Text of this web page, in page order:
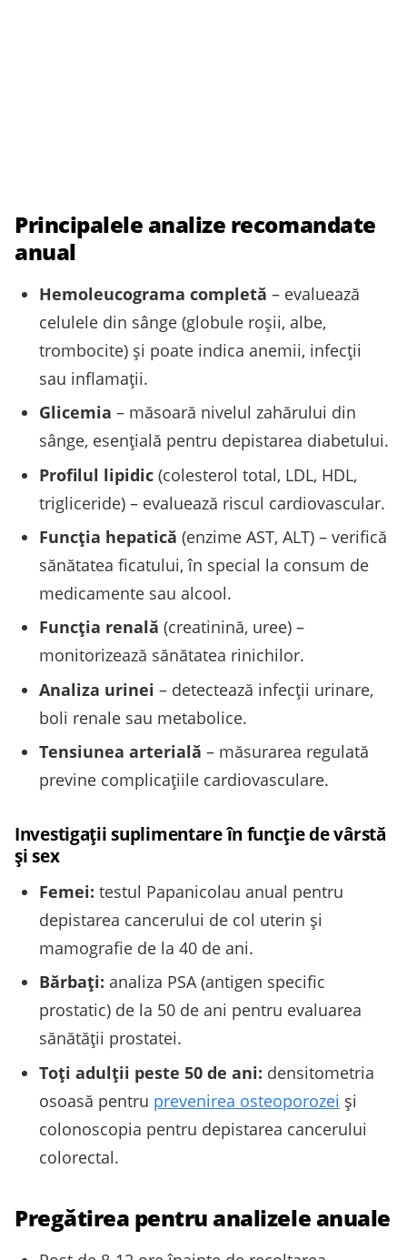
Principalele analize recomandate
anual
Hemoleucograma completă – evaluează
celulele din sânge (globule roșii, albe,
trombocite) și poate indica anemii, infecții
sau inflamații.
Glicemia – măsoară nivelul zahărului din
sânge, esențială pentru depistarea diabetului.
Profilul lipidic (colesterol total, LDL, HDL,
trigliceride) – evaluează riscul cardiovascular.
Funcția hepatică (enzime AST, ALT) – verifică
sănătatea ficatului, în special la consum de
medicamente sau alcool.
Funcția renală (creatinină, uree) –
monitorizează sănătatea rinichilor.
Analiza urinei – detectează infecții urinare,
boli renale sau metabolice.
Tensiunea arterială – măsurarea regulată
previne complicațiile cardiovasculare.
Investigații suplimentare în funcție de vârstă
și sex
Femei: testul Papanicolau anual pentru
depistarea cancerului de col uterin și
mamografie de la 40 de ani.
Bărbaţi: analiza PSA (antigen specific
prostatic) de la 50 de ani pentru evaluarea
sănătății prostatei.
Toţi adulţii peste 50 de ani: densitometria
osoasă pentru prevenirea osteoporozei și
colonoscopia pentru depistarea cancerului
colorectal.
Pregătirea pentru analizele anuale